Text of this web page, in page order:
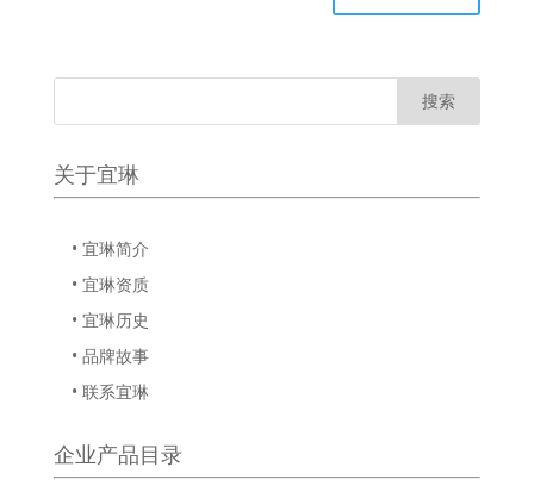
关于宜琳
• 宜琳简介
• 宜琳资质
• 宜琳历史
• 品牌故事
• 联系宜琳
企业产品目录